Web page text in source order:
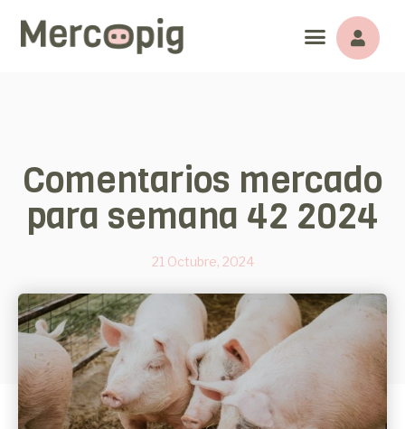
Comentarios mercado
para semana 42 2024
21 Octubre, 2024